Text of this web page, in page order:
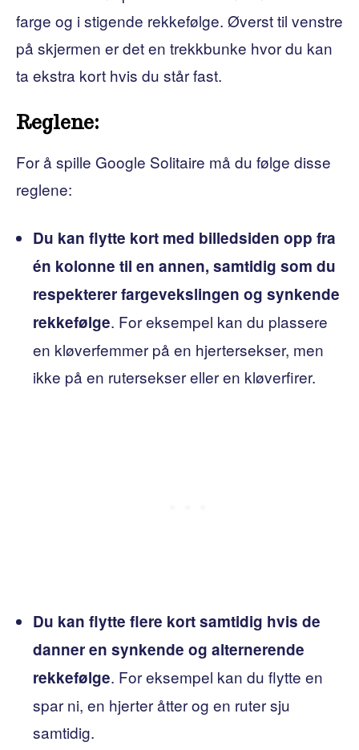
farge og i stigende rekkefølge. Øverst til venstre
på skjermen er det en trekkbunke hvor du kan
ta ekstra kort hvis du står fast.
Reglene:
For å spille Google Solitaire må du følge disse
reglene:
Du kan flytte kort med billedsiden opp fra
én kolonne til en annen, samtidig som du
respekterer fargevekslingen og synkende
rekkefølge. For eksempel kan du plassere
en kløverfemmer på en hjertersekser, men
ikke på en rutersekser eller en kløverfirer.
Du kan flytte flere kort samtidig hvis de
danner en synkende og alternerende
rekkefølge. For eksempel kan du flytte en
spar ni, en hjerter åtter og en ruter sju
samtidig.